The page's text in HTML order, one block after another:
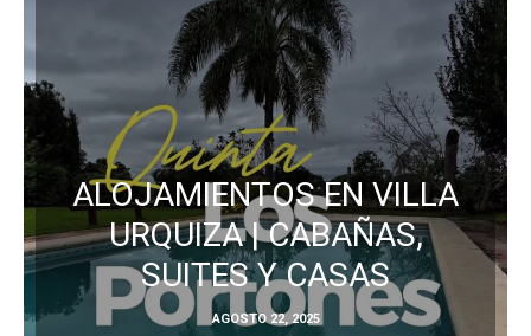
ALOJAMIENTOS EN VILLA
URQUIZA | CABAÑAS,
SUITES Y CASAS
AGOSTO 22, 2025